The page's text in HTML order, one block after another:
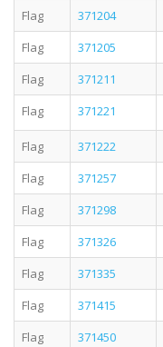
Flag
371204
Flag
371205
Flag
371211
Flag
371221
Flag 371222
Flag
371257
Flag
371298
Flag
371326
Flag
371335
Flag
371415
Flag
371450